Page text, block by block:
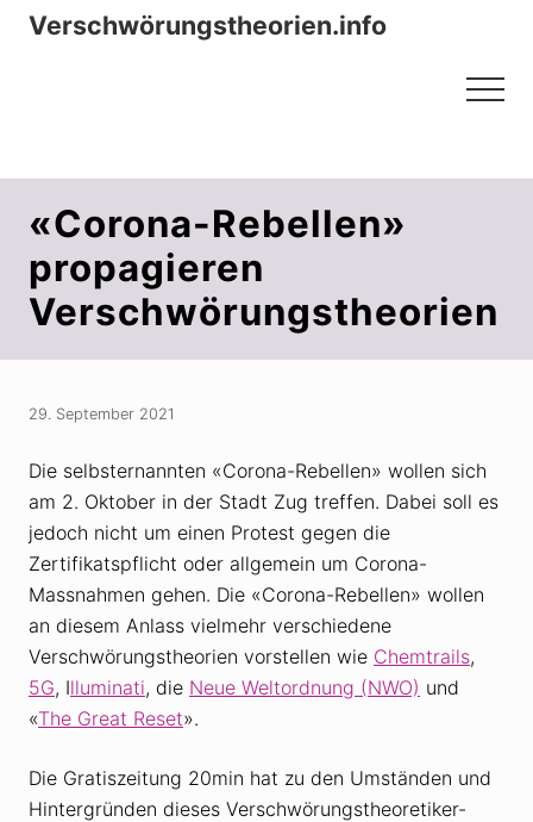
Menu
Zum
ZurVerschwörungstheorien.info
Menu
«Corona-Rebellen»
propagieren
Verschwörungstheorien
29. September 2021
Die selbsternannten «Corona-Rebellen» wollen sich
am 2. Oktober in der Stadt Zug treffen. Dabei soll es
jedoch nicht um einen Protest gegen die
Zertifikatspflicht oder allgemein um Corona-
Massnahmen gehen. Die «Corona-Rebellen» wollen
an diesem Anlass vielmehr verschiedene
Verschwörungstheorien vorstellen wie Chemtrails,
5G, Illuminati, die Neue Weltordnung (NWO) und
«The Great Reset».
Die Gratiszeitung 20min hat zu den Umständen und
Hintergründen dieses Verschwörungstheoretiker-